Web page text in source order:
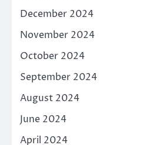
December 2024
November 2024
October 2024
September 2024
August 2024
June 2024
April 2024